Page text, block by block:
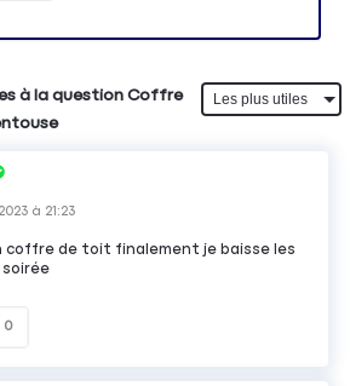
à la question Coffre
à 21:23
coffre de toit finalement je baisse les
soirée
0